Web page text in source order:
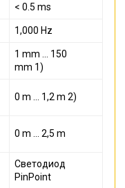
< 0.5 ms
1,000 Hz
1 mm ... 150
mm 1)
0 m ... 1,2 m 2)
0 m ... 2,5 m
Светодиод
PinPoint